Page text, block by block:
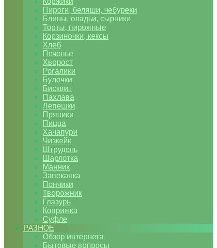
Пироги, беляши, чебуреки
Блины, оладьи, сырники
Торты, пирожные
Корзиночки, кексы
Хлеб
Печенье
Хворост
Рогалики
Булочки
Бисквит
Пахлава
Лепешки
Пряники
Пицца
Хачапури
Чизкейк
Штрудель
Шарлотка
Манник
Запеканка
Пончики
Творожник
Глазурь
Коврижка
Суфле
РАЗНОЕ
Обзор интернета
Бытовые вопросы